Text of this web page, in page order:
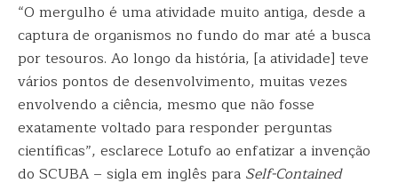
“O mergulho é uma atividade muito antiga, desde a
captura de organismos no fundo do mar até a busca
por tesouros. Ao longo da história, [a atividade] teve
vários pontos de desenvolvimento, muitas vezes
envolvendo a ciência, mesmo que não fosse
exatamente voltado para responder perguntas
científicas”, esclarece Lotufo ao enfatizar a invenção
do SCUBA – sigla em inglês para Self-Contained